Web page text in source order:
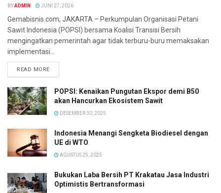
BYADMIN JUNI 27, 2026
Gemabisnis.com, JAKARTA – Perkumpulan Organisasi Petani
Sawit Indonesia (POPSI) bersama Koalisi Transisi Bersih
mengingatkan pemerintah agar tidak terburu-buru memaksakan
implementasi...
READ MORE
POPSI: Kenaikan Pungutan Ekspor demi B50
akan Hancurkan Ekosistem Sawit
DESEMBER 30, 2025
Indonesia Menangi Sengketa Biodiesel dengan
UE di WTO
AGUSTUS 25, 2025
Bukukan Laba Bersih PT Krakatau Jasa Industri
Optimistis Bertransformasi